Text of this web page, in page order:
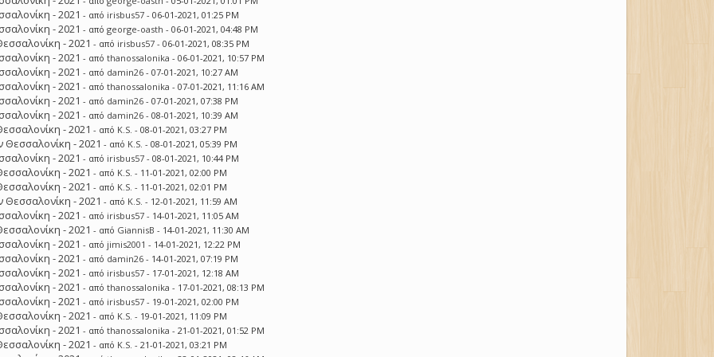
- 2021 - από irisbus57 - 06-01-2021, 01:25 PM
- 2021 - απόgeorge-oasth - 06-01-2021, 04:48 PM
- 2021 - από irisbus57 - 06-01-2021, 08:35 PM
- 2021 - απόthanossalonika - 06-01-2021, 10:57 PM
- 2021 - από damin26 - 07-01-2021, 10:27 AM
- 2021 - απόthanossalonika - 07-01-2021, 11:16 AM
- 2021 - από damin26 - 07-01-2021, 07:38 PM
- 2021 - από damin26 - 08-01-2021, 10:39 AM
- 2021 - από K.S. - 08-01-2021, 03:27 PM
- 2021 - από K.S. - 08-01-2021, 05:39 PM
- 2021 - από irisbus57 - 08-01-2021, 10:44 PM
- 2021 - από K.S. - 11-01-2021, 02:00 PM
- 2021 - από K.S. - 11-01-2021, 02:01 PM
- 2021 - από K.S. - 12-01-2021, 11:59 AM
- 2021 - από irisbus57 - 14-01-2021, 11:05 AM
- 2021 - από GiannisB - 14-01-2021, 11:30 AM
- 2021 - από jimis2001 - 14-01-2021, 12:22 PM
- 2021 - από damin26 - 14-01-2021, 07:19 PM
- 2021 - από irisbus57 - 17-01-2021, 12:18 AM
- 2021 - απόthanossalonika - 17-01-2021, 08:13 PM
- 2021 - από irisbus57 - 19-01-2021, 02:00 PM
- 2021 - από K.S. - 19-01-2021, 11:09 PM
- 2021 - απόthanossalonika - 21-01-2021, 01:52 PM
- 2021 - από K.S. - 21-01-2021, 03:21 PM